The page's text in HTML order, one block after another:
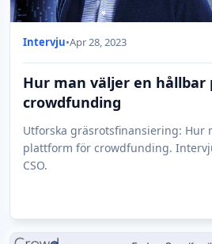
Intervju•Apr 28, 2023
Hur man väljer en
crowdfunding
Utforska gräsrotsfinansiering: Hur
plattform för crowdfunding.
CSO.